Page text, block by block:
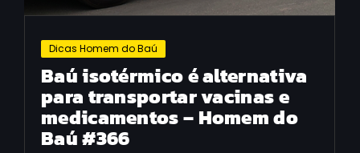
Dicas Homem do Baú
Baú isotérmico é alternativa
para transportar vacinas e
medicamentos – Homem do
Baú #366